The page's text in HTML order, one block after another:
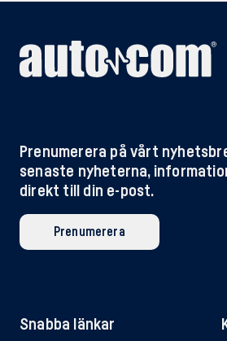
Prenumerera på vårt
senaste nyheterna,
direkt till din e-post.
Prenumerera
Snabba länkar